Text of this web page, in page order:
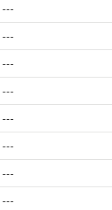
---
---
---
---
---
---
---
---